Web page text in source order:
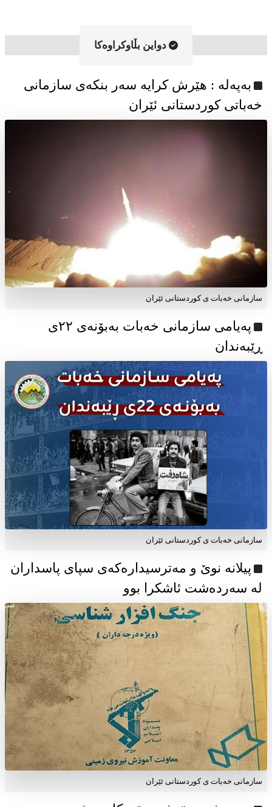
دواین بڵاوکراوه‌کا
به‌په‌له‌ : هێرش کرایە سەر بنکەی سازمانی
خەباتی کوردستانی ئێران
سازمانی خەبات ی کوردستانی ئێران
پەیامی سازمانی خەبات بەبۆنەی ۲۲ی
ڕێبەندان
سازمانی خەبات ی كوردستانی ئێران
پیلانە نوێ و مەترسیدارەکەی سپای پاسداران
لە سەردەشت ئاشکرا بوو
سازمانی خەبات ی كوردستانی ئێران